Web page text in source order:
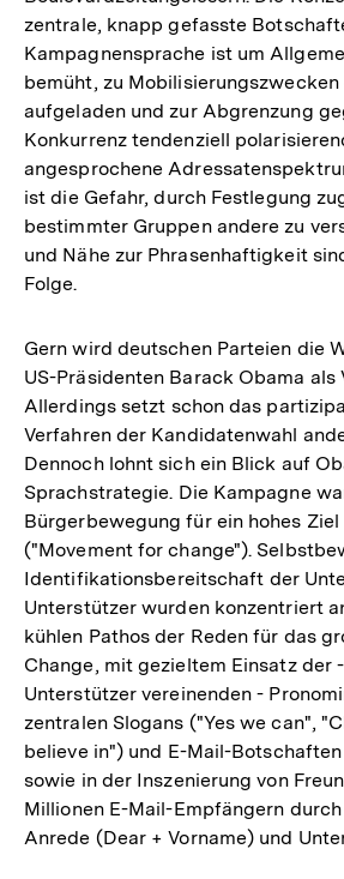
zentrale, knapp gefasste
Kampagnensprache ist um
bemüht, zu
aufgeladen und zur Abgrenzung
Konkurrenz tendenziell
angesprochene
ist die Gefahr, durch Festlegung
bestimmter Gruppen andere zu
und Nähe zur Phrasenhaftigkeit
Folge.
Gern wird deutschen Parteien die
US-Präsidenten Barack Obama als
Allerdings setzt schon das
Verfahren der Kandidatenwahl
Dennoch lohnt sich ein Blick auf
Sprachstrategie. Die Kampagne
Bürgerbewegung für ein hohes
("Movement for change").
Identifikationsbereitschaft der
Unterstützer wurden konzentriert
kühlen Pathos der Reden für das
Change, mit gezieltem Einsatz der
Unterstützer vereinenden -
zentralen Slogans ("Yes we can",
believe in") und E-Mail-
sowie in der Inszenierung von
Millionen E-Mail-Empfängern
Anrede (Dear + Vorname) und